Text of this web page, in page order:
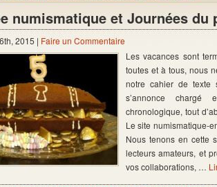
numismatique et Journées du
2015 | Faire un Commentaire
Les vacances sont
toutes et à tous, nous
notre cahier de texte
s’annonce chargé
chronologique, tout
Le site numismatique-
Nous tenons en cette
lecteurs amateurs, et
vos collaborations, …